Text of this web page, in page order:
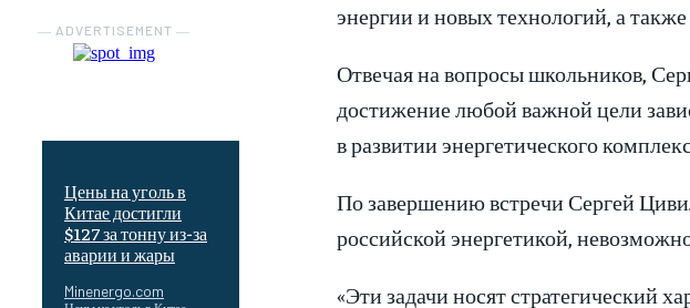
― ADVERTISEMENT ―
Цены на уголь в
Китае достигли
$127 за тонну из-за
аварии и жары
Minenergo.com
энергии и новых технологий, а
Отвечая на вопросы школьников,
достижение любой важной цели
в развитии энергетического
По завершению встречи Сергей
российской энергетикой,
«Эти задачи носят стратегический